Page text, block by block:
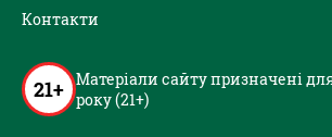
Контакти
21+ Матеріали сайту призначені
року (21+)